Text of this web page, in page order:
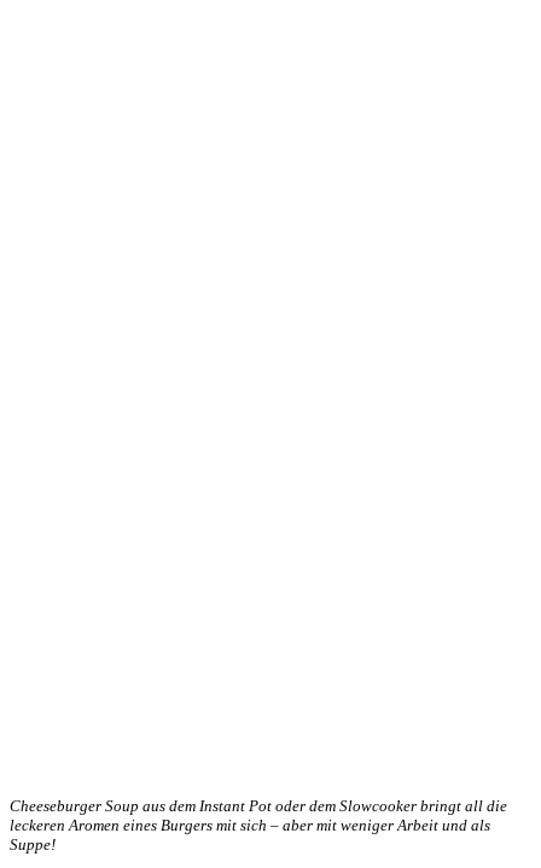
Cheeseburger Soup aus dem Instant Pot oder dem Slowcooker bringt all die
leckeren Aromen eines Burgers mit sich – aber mit weniger Arbeit und als
Suppe!